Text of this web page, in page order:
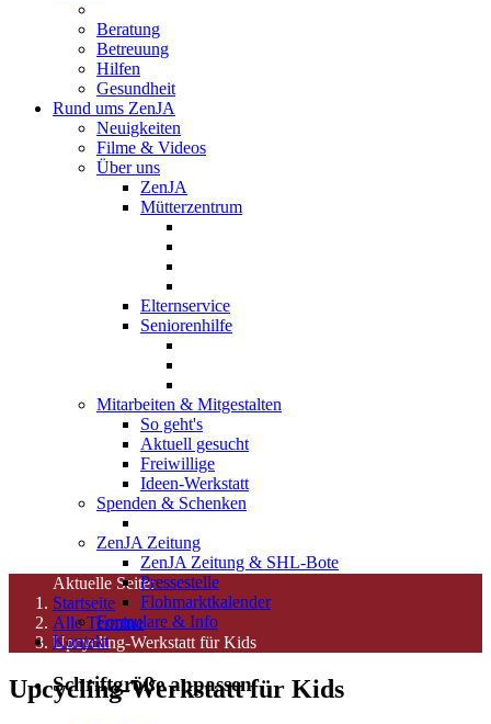
Beratung
Betreuung
Hilfen
Gesundheit
Rund ums ZenJA
Neuigkeiten
Filme & Videos
Über uns
ZenJA
Mütterzentrum
Elternservice
Seniorenhilfe
Mitarbeiten & Mitgestalten
So geht's
Aktuell gesucht
Freiwillige
Ideen-Werkstatt
Spenden & Schenken
ZenJA Zeitung
ZenJA Zeitung & SHL-Bote
Pressestelle
Flohmarktkalender
Formulare & Info
Kontakt
Schriftgröße anpassen
Aktuelle Seite:
Startseite
Alle Termine
Upcycling-Werkstatt für Kids
Upcycling-Werkstatt für Kids